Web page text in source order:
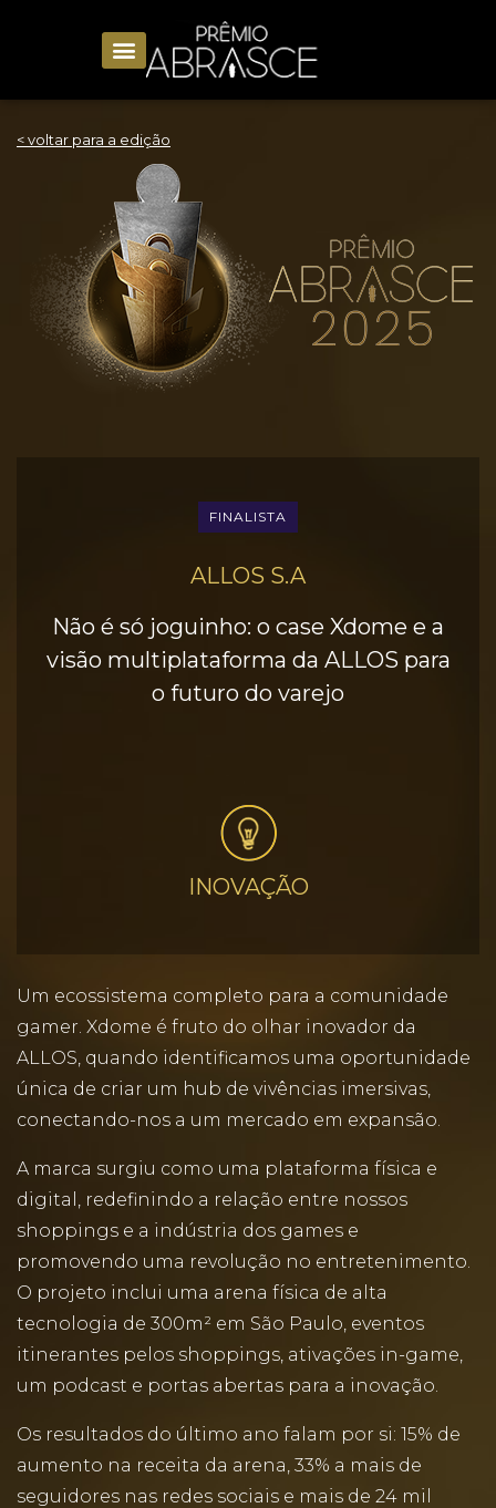
< voltar para a edição
FINALISTA
ALLOS S.A
Não é só joguinho: o case Xdome e a
visão multiplataforma da ALLOS para
o futuro do varejo
INOVAÇÃO
Um ecossistema completo para a comunidade
gamer. Xdome é fruto do olhar inovador da
ALLOS, quando identificamos uma oportunidade
única de criar um hub de vivências imersivas,
conectando-nos a um mercado em expansão.
A marca surgiu como uma plataforma física e
digital, redefinindo a relação entre nossos
shoppings e a indústria dos games e
promovendo uma revolução no entretenimento.
O projeto inclui uma arena física de alta
tecnologia de 300m² em São Paulo, eventos
itinerantes pelos shoppings, ativações in-game,
um podcast e portas abertas para a inovação.
Os resultados do último ano falam por si: 15% de
aumento na receita da arena, 33% a mais de
seguidores nas redes sociais e mais de 24 mil